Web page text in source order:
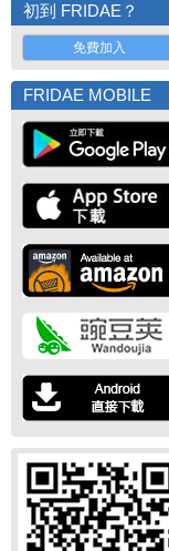
初到 FRIDAE？
免費加入
FRIDAE MOBILE